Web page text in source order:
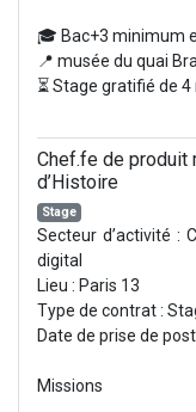
🎓 Bac+3 minimum
📍 musée du quai
⏳ Stage gratifié de 4
Chef.fe de produit
d’Histoire
Stage
Secteur d’activité :
digital
Lieu : Paris 13
Type de contrat :
Date de prise de
Missions